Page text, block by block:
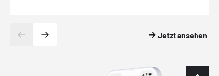
Jetzt ansehen